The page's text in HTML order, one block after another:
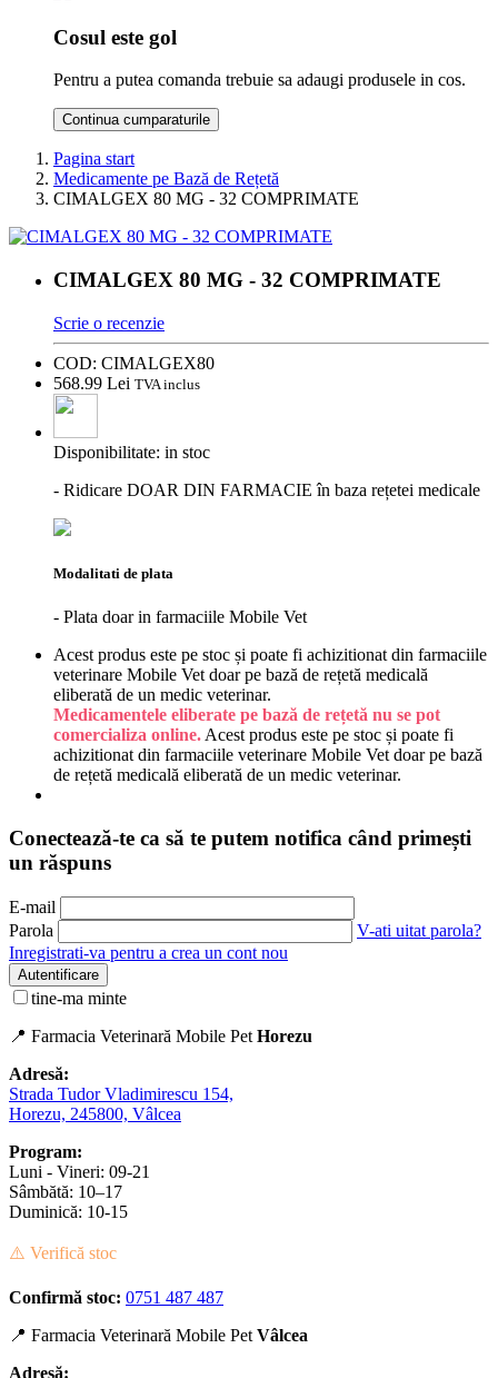
Cosul este gol
Pentru a putea comanda trebuie sa adaugi produsele in cos.
Continua cumparaturile
Pagina start
Medicamente pe Bază de Rețetă
CIMALGEX 80 MG - 32 COMPRIMATE
CIMALGEX 80 MG - 32 COMPRIMATE
Scrie o recenzie
COD: CIMALGEX80
568.99 Lei TVA inclus
Disponibilitate: in stoc
- Ridicare DOAR DIN FARMACIE în baza rețetei medicale
Modalitati de plata
- Plata doar in farmaciile Mobile Vet
Acest produs este pe stoc și poate fi achizitionat din farmaciile
veterinare Mobile Vet doar pe bază de rețetă medicală
eliberată de un medic veterinar.
Medicamentele eliberate pe bază de rețetă nu se pot
comercializa online. Acest produs este pe stoc și poate fi
achizitionat din farmaciile veterinare Mobile Vet doar pe bază
de rețetă medicală eliberată de un medic veterinar.
Conectează-te ca să te putem notifica când primești
un răspuns
E-mail
Parola
V-ati uitat parola?
Inregistrati-va pentru a crea un cont nou
Autentificare
tine-ma minte
📍 Farmacia Veterinară Mobile Pet Horezu
Adresă:
Strada Tudor Vladimirescu 154,
Horezu, 245800, Vâlcea
Program:
Luni - Vineri: 09-21
Sâmbătă: 10–17
Duminică: 10-15
⚠️ Verifică stoc
Confirmă stoc: 0751 487 487
📍 Farmacia Veterinară Mobile Pet Vâlcea
Adresă: